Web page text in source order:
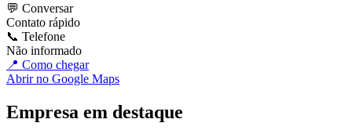
💬 Conversar
Contato rápido
📞 Telefone
Não informado
📍 Como chegar
Abrir no Google Maps
Empresa em destaque